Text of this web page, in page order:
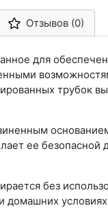
Отзывов (0)
для
трубок
ее безопасной
без